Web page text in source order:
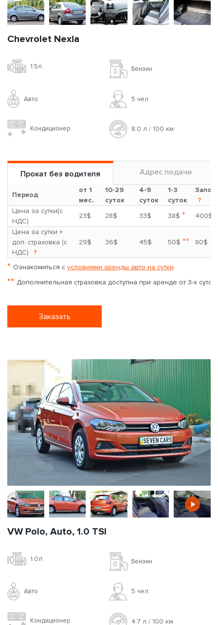
Chevrolet Nexia
1.5л Бензин
Авто 5 чел
Кондиционер 8.0 л / 100 км
Прокат без водителя Адрес подачи
Период
от 1
мес.
10-29
суток
4-9
суток
1-3
суток
Залог
?
Цена за сутки(с
НДС)
23$ 28$ 33$ 38$ *
400$
Цена за сутки +
доп. страховка (с
НДС)
?
29$ 36$ 45$ 50$ ** 80$
* Ознакомиться с условиями аренды авто на сутки
** Дополнительная страховка доступна при аренде от 3-х суток
Заказать
VW Polo, Auto, 1.0 TSI
1.0л Бензин
Авто 5 чел
Кондиционер 4.7 л / 100 км